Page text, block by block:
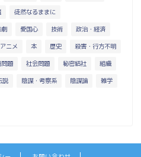
徒然なるままに
愛国心 技術 政治・経済
ニメ 本 歴史 殺害・行方不明
題 社会問題 秘密結社 組織
説 陰謀・考察系 陰謀論 雑学